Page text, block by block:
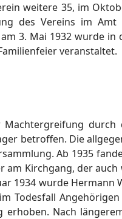
weitere 35, im
des Vereins im Amt
3. Mai 1932 wurde
veranstaltet.
Machtergreifung
betroffen. Die
Ab 1935
am Kirchgang, der
1934 wurde
Todesfall
erhoben. Nach